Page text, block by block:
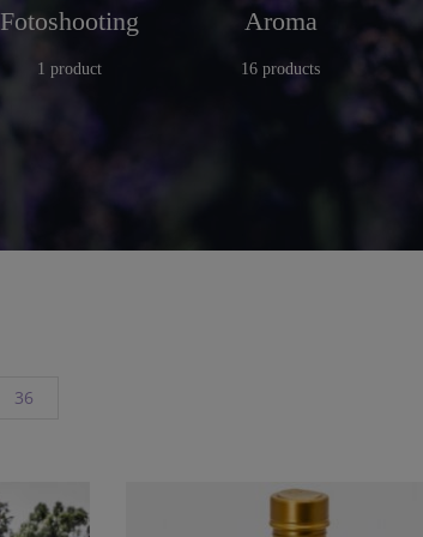
Fotoshooting
1 product
Aroma
16 products
36